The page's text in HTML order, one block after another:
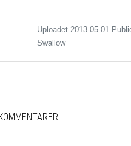
Uploadet 2013-05-01
Swallow